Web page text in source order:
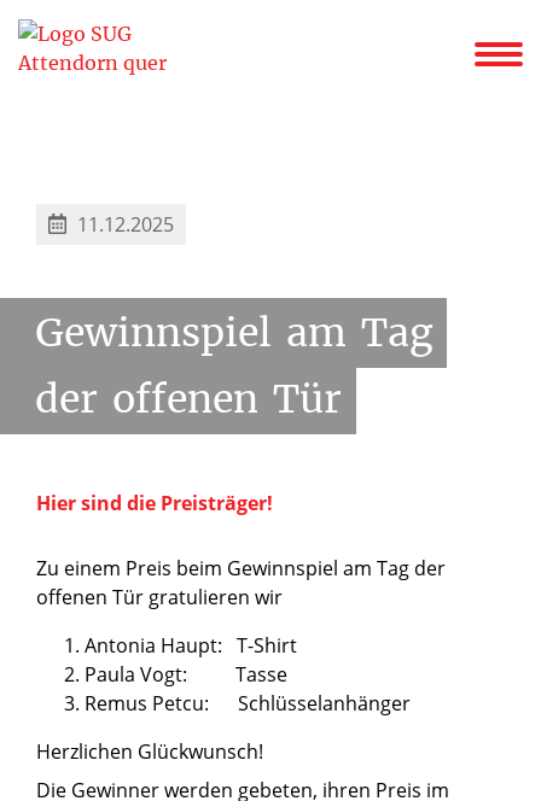
11.12.2025
Gewinnspiel am Tag
der offenen Tür
Hier sind die Preisträger!
Zu einem Preis beim Gewinnspiel am Tag der
offenen Tür gratulieren wir
Antonia Haupt: T-Shirt
Paula Vogt: Tasse
Remus Petcu: Schlüsselanhänger
Herzlichen Glückwunsch!
Die Gewinner werden gebeten, ihren Preis im